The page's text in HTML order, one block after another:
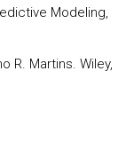
Modeling,
R. Martins. Wiley,